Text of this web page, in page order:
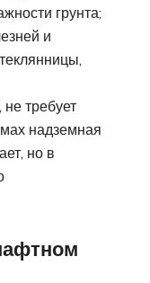
грунта;
и
требует
надземная
но в